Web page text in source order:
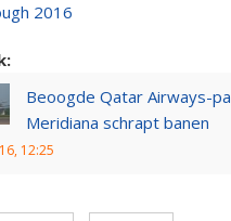
2016
Beoogde Qatar Airways-
Meridiana schrapt banen
12:25